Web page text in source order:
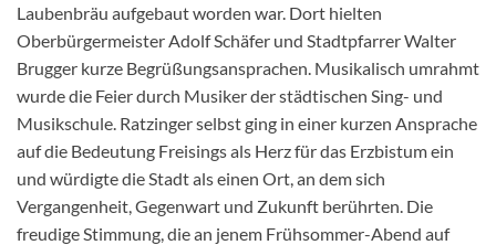
Laubenbräu aufgebaut worden war. Dort hielten
Oberbürgermeister Adolf Schäfer und Stadtpfarrer Walter
Brugger kurze Begrüßungsansprachen. Musikalisch umrahmt
wurde die Feier durch Musiker der städtischen Sing- und
Musikschule. Ratzinger selbst ging in einer kurzen Ansprache
auf die Bedeutung Freisings als Herz für das Erzbistum ein
und würdigte die Stadt als einen Ort, an dem sich
Vergangenheit, Gegenwart und Zukunft berührten. Die
freudige Stimmung, die an jenem Frühsommer-Abend auf